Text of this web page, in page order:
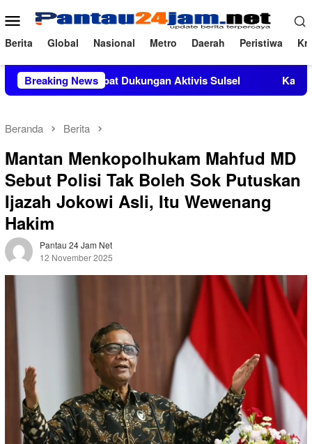
ke
konten
Menu
Mobile
Berita Global Nasional Metro Daerah Peristiwa
Breaking News
Mendapat Dukungan Aktivis Sulsel Kapolres Polewali
Beranda Berita
Mantan Menkopolhukam Mahfud MD
Sebut Polisi Tak Boleh Sok Putuskan
Ijazah Jokowi Asli, Itu Wewenang
Hakim
Pantau 24 Jam Net
12 November 2025